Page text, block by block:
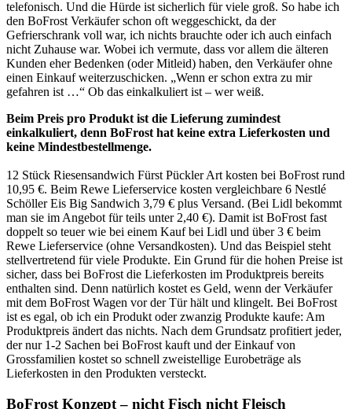
telefonisch. Und die Hürde ist sicherlich für viele groß. So habe ich
den BoFrost Verkäufer schon oft weggeschickt, da der
Gefrierschrank voll war, ich nichts brauchte oder ich auch einfach
nicht Zuhause war. Wobei ich vermute, dass vor allem die älteren
Kunden eher Bedenken (oder Mitleid) haben, den Verkäufer ohne
einen Einkauf weiterzuschicken. „Wenn er schon extra zu mir
gefahren ist …“ Ob das einkalkuliert ist – wer weiß.
Beim Preis pro Produkt ist die Lieferung zumindest
einkalkuliert, denn BoFrost hat keine extra Lieferkosten und
keine Mindestbestellmenge.
12 Stück Riesensandwich Fürst Pückler Art kosten bei BoFrost rund
10,95 €. Beim Rewe Lieferservice kosten vergleichbare 6 Nestlé
Schöller Eis Big Sandwich 3,79 € plus Versand. (Bei Lidl bekommt
man sie im Angebot für teils unter 2,40 €). Damit ist BoFrost fast
doppelt so teuer wie bei einem Kauf bei Lidl und über 3 € beim
Rewe Lieferservice (ohne Versandkosten). Und das Beispiel steht
stellvertretend für viele Produkte. Ein Grund für die hohen Preise ist
sicher, dass bei BoFrost die Lieferkosten im Produktpreis bereits
enthalten sind. Denn natürlich kostet es Geld, wenn der Verkäufer
mit dem BoFrost Wagen vor der Tür hält und klingelt. Bei BoFrost
ist es egal, ob ich ein Produkt oder zwanzig Produkte kaufe: Am
Produktpreis ändert das nichts. Nach dem Grundsatz profitiert jeder,
der nur 1-2 Sachen bei BoFrost kauft und der Einkauf von
Grossfamilien kostet so schnell zweistellige Eurobeträge als
Lieferkosten in den Produkten versteckt.
BoFrost Konzept – nicht Fisch nicht Fleisch